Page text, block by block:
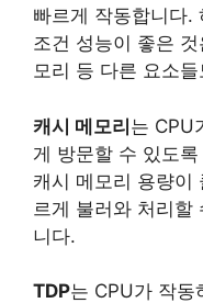
빠르게 작동합니다.
조건 성능이 좋은
모리 등 다른 요소
캐시 메모리는 CPU
게 방문할 수 있도
캐시 메모리 용량이
르게 불러와 처리할
니다.
TDP는 CPU가 작동